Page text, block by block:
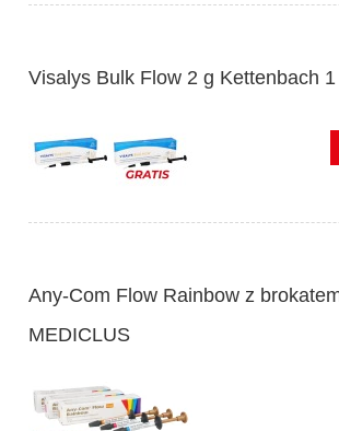
Visalys Bulk Flow 2 g Kettenbach
Any-Com Flow Rainbow z
MEDICLUS